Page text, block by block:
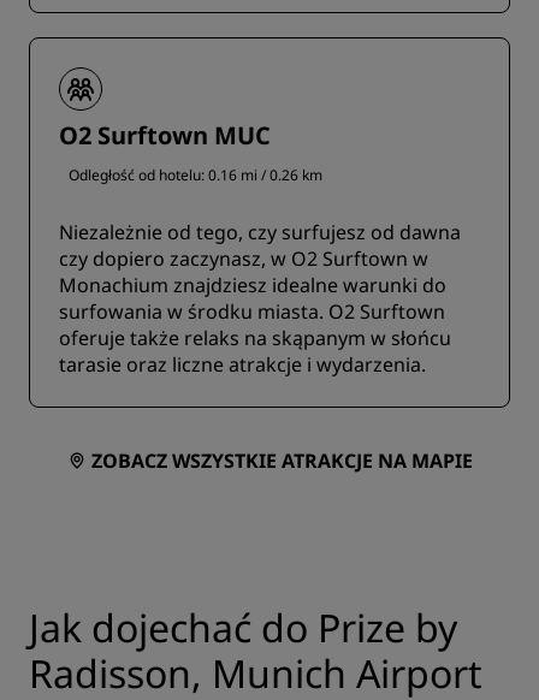
O2 Surftown MUC
Odległość od hotelu: 0.16 mi / 0.26 km
Niezależnie od tego, czy surfujesz od dawna
czy dopiero zaczynasz, w O2 Surftown w
Monachium znajdziesz idealne warunki do
surfowania w środku miasta. O2 Surftown
oferuje także relaks na skąpanym w słońcu
tarasie oraz liczne atrakcje i wydarzenia.
ZOBACZ WSZYSTKIE ATRAKCJE NA MAPIE
Jak dojechać do Prize by
Radisson, Munich Airport